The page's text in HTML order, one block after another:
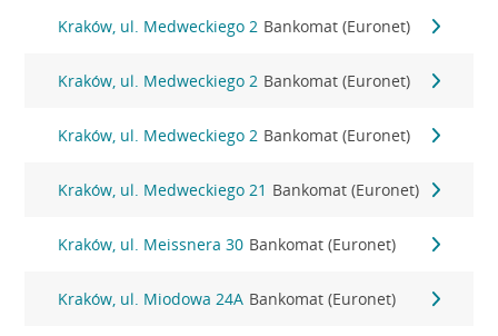
Kraków, ul. Medweckiego 2 Bankomat (Euronet)
Kraków, ul. Medweckiego 2 Bankomat (Euronet)
Kraków, ul. Medweckiego 2 Bankomat (Euronet)
Kraków, ul. Medweckiego 21 Bankomat (Euronet)
Kraków, ul. Meissnera 30 Bankomat (Euronet)
Kraków, ul. Miodowa 24A Bankomat (Euronet)